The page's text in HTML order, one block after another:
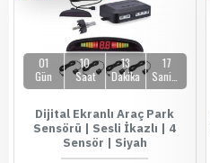
01
Gün
10
Saat
13
Dakika
17
Dijital Ekranlı Araç Park
Sensörü | Sesli İkazlı | 4
Sensör | Siyah